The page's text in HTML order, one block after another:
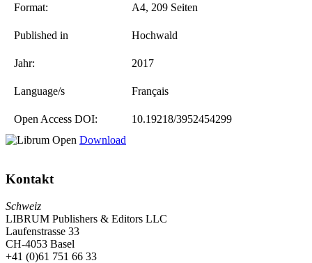
Format: A4, 209 Seiten
Published in Hochwald
Jahr: 2017
Language/s Français
Open Access DOI:
10.19218/3952454299
Download
Kontakt
Schweiz
LIBRUM Publishers & Editors LLC
Laufenstrasse 33
CH-4053 Basel
+41 (0)61 751 66 33